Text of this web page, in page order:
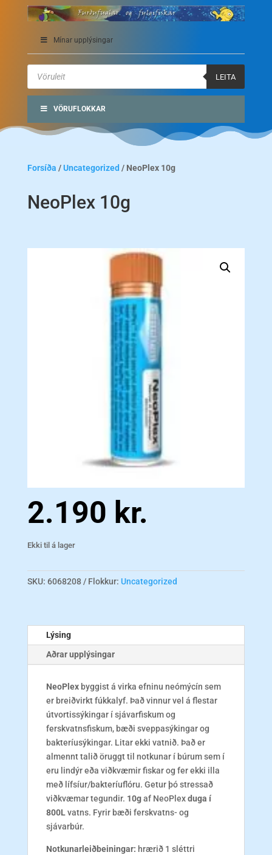
Mínar upplýsingar
Products
search
LEITA
VÖRUFLOKKAR
Forsíða /Uncategorized / NeoPlex 10g
NeoPlex 10g
2.190 kr.
Ekki til á lager
SKU: 6068208 Flokkur: Uncategorized
Lýsing
Aðrar upplýsingar
NeoPlex byggist á virka efninu neómýcín sem
er breiðvirkt fúkkalyf. Það vinnur vel á flestar
útvortissýkingar í sjávarfiskum og
ferskvatnsfiskum, bæði sveppasýkingar og
bakteríusýkingar. Litar ekki vatnið. Það er
almennt talið öruggt til notkunar í búrum sem í
eru lindýr eða viðkvæmir fiskar og fer ekki illa
með lífsíur/bakteríuflóru. Getur þó stressað
viðkvæmar tegundir. 10gaf NeoPlexduga í
800Lvatns. Fyrir bæði ferskvatns- og
sjávarbúr.
Notkunarleiðbeiningar: hrærið 1 sléttri